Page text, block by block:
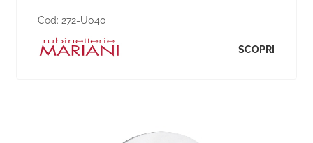
Cod: 272-U040
SCOPRI